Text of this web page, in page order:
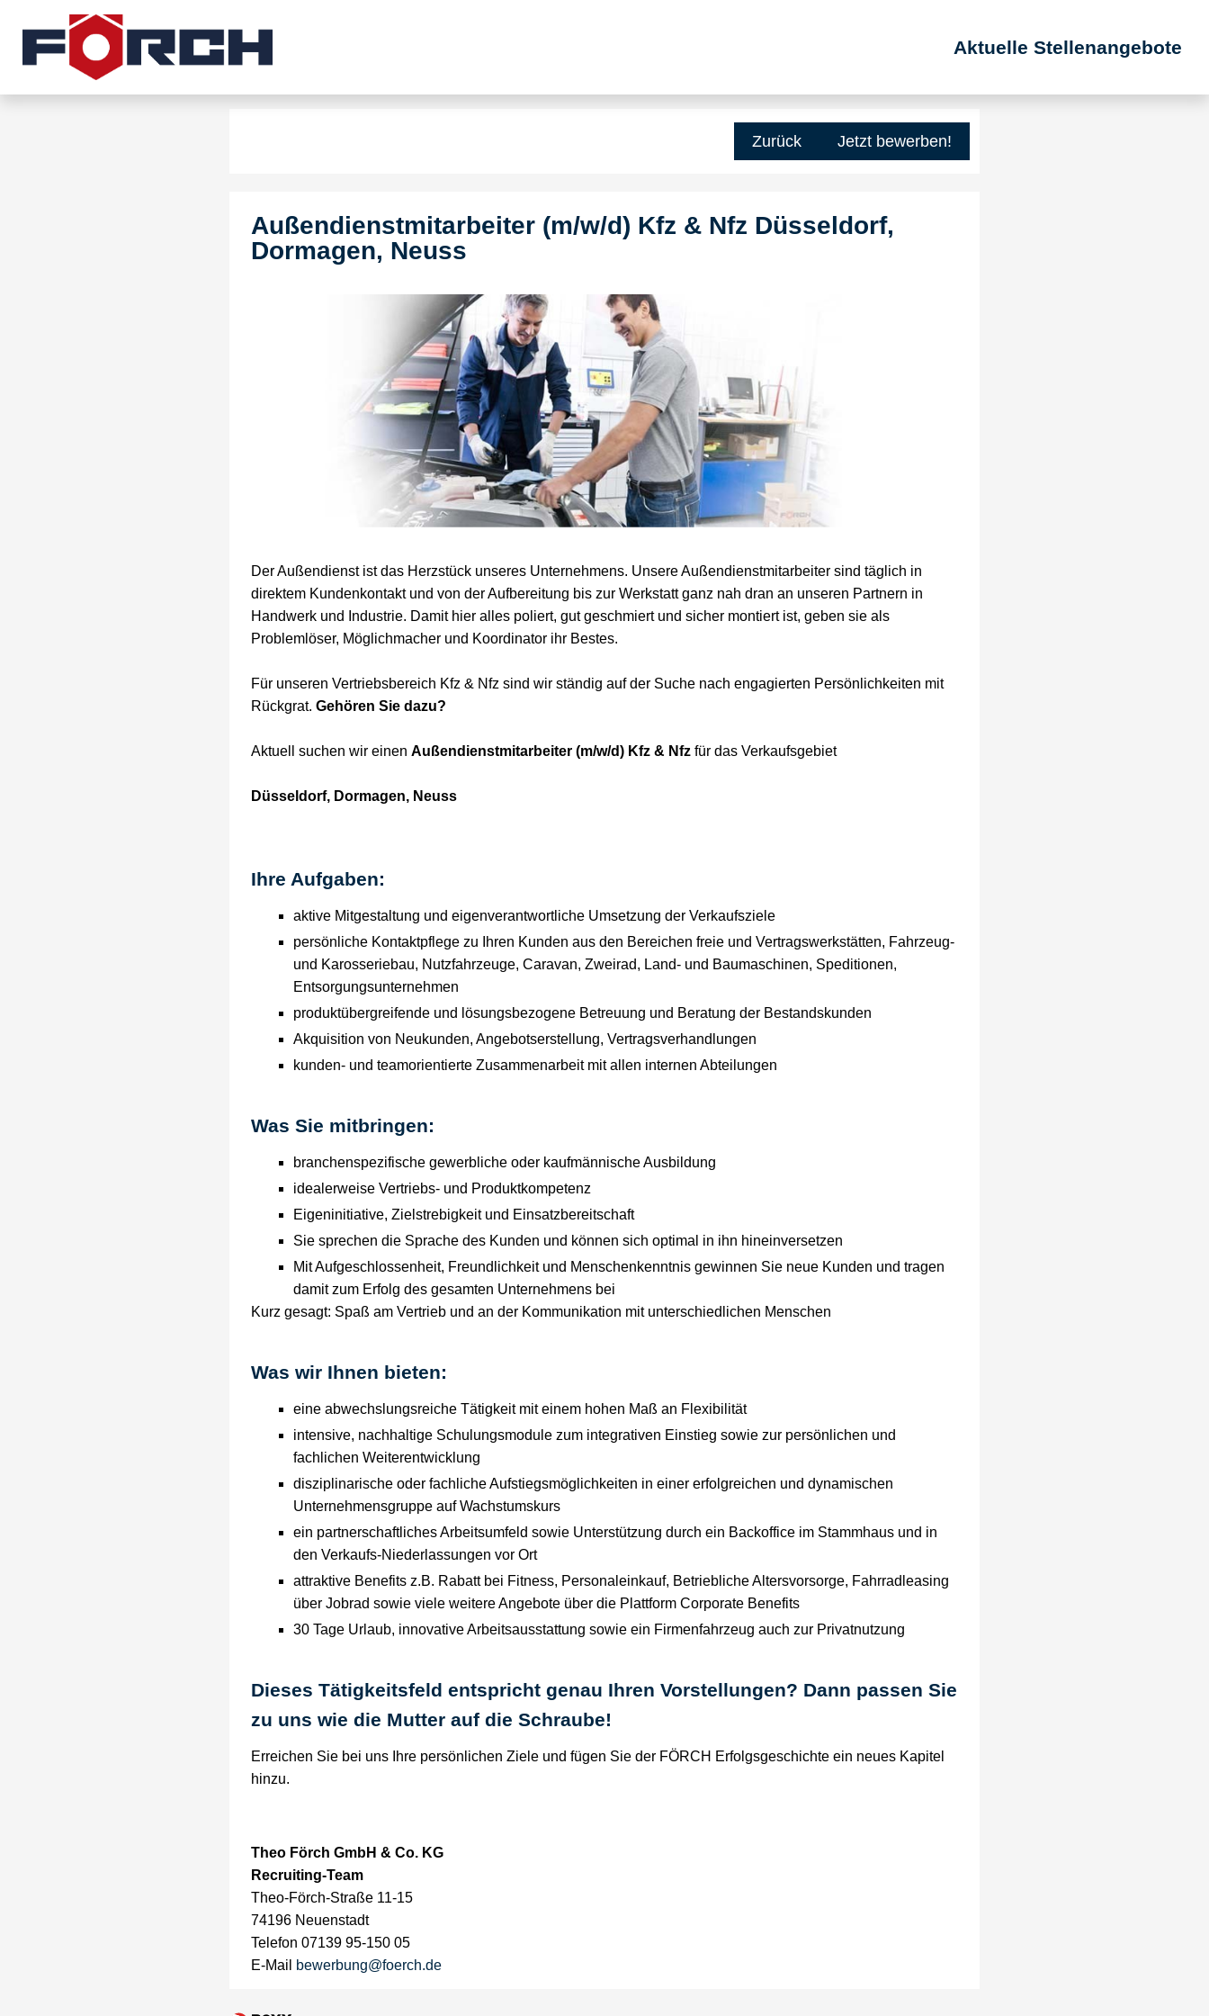
Aktuelle Stellenangebote
Zurück Jetzt bewerben!
Außendienstmitarbeiter (m/w/d) Kfz & Nfz Düsseldorf,
Dormagen, Neuss
Der Außendienst ist das Herzstück unseres Unternehmens. Unsere Außendienstmitarbeiter sind täglich in
direktem Kundenkontakt und von der Aufbereitung bis zur Werkstatt ganz nah dran an unseren Partnern in
Handwerk und Industrie. Damit hier alles poliert, gut geschmiert und sicher montiert ist, geben sie als
Problemlöser, Möglichmacher und Koordinator ihr Bestes.
Für unseren Vertriebsbereich Kfz & Nfz sind wir ständig auf der Suche nach engagierten Persönlichkeiten mit
Rückgrat. Gehören Sie dazu?
Aktuell suchen wir einen Außendienstmitarbeiter (m/w/d) Kfz & Nfz für das Verkaufsgebiet
Düsseldorf, Dormagen, Neuss
Ihre Aufgaben:
aktive Mitgestaltung und eigenverantwortliche Umsetzung der Verkaufsziele
persönliche Kontaktpflege zu Ihren Kunden aus den Bereichen freie und Vertragswerkstätten, Fahrzeug-
und Karosseriebau, Nutzfahrzeuge, Caravan, Zweirad, Land- und Baumaschinen, Speditionen,
Entsorgungsunternehmen
produktübergreifende und lösungsbezogene Betreuung und Beratung der Bestandskunden
Akquisition von Neukunden, Angebotserstellung, Vertragsverhandlungen
kunden- und teamorientierte Zusammenarbeit mit allen internen Abteilungen
Was Sie mitbringen:
branchenspezifische gewerbliche oder kaufmännische Ausbildung
idealerweise Vertriebs- und Produktkompetenz
Eigeninitiative, Zielstrebigkeit und Einsatzbereitschaft
Sie sprechen die Sprache des Kunden und können sich optimal in ihn hineinversetzen
Mit Aufgeschlossenheit, Freundlichkeit und Menschenkenntnis gewinnen Sie neue Kunden und tragen
damit zum Erfolg des gesamten Unternehmens bei
Kurz gesagt: Spaß am Vertrieb und an der Kommunikation mit unterschiedlichen Menschen
Was wir Ihnen bieten:
eine abwechslungsreiche Tätigkeit mit einem hohen Maß an Flexibilität
intensive, nachhaltige Schulungsmodule zum integrativen Einstieg sowie zur persönlichen und
fachlichen Weiterentwicklung
disziplinarische oder fachliche Aufstiegsmöglichkeiten in einer erfolgreichen und dynamischen
Unternehmensgruppe auf Wachstumskurs
ein partnerschaftliches Arbeitsumfeld sowie Unterstützung durch ein Backoffice im Stammhaus und in
den Verkaufs-Niederlassungen vor Ort
attraktive Benefits z.B. Rabatt bei Fitness, Personaleinkauf, Betriebliche Altersvorsorge, Fahrradleasing
über Jobrad sowie viele weitere Angebote über die Plattform Corporate Benefits
30 Tage Urlaub, innovative Arbeitsausstattung sowie ein Firmenfahrzeug auch zur Privatnutzung
Dieses Tätigkeitsfeld entspricht genau Ihren Vorstellungen? Dann passen Sie
zu uns wie die Mutter auf die Schraube!
Erreichen Sie bei uns Ihre persönlichen Ziele und fügen Sie der FÖRCH Erfolgsgeschichte ein neues Kapitel
hinzu.
Theo Förch GmbH & Co. KG
Recruiting-Team
Theo-Förch-Straße 11-15
74196 Neuenstadt
Telefon 07139 95-150 05
E-Mail
bewerbung@foerch.de